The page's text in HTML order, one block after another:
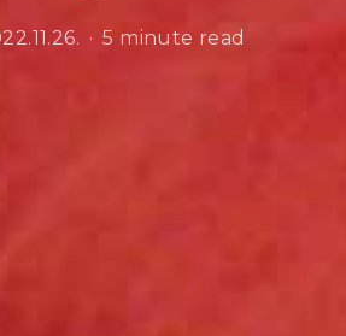
5 minute read